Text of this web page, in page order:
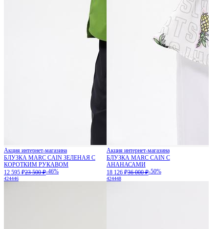
Акция интернет-магазина
БЛУЗКА MARC CAIN ЗЕЛЕНАЯ С
КОРОТКИМ РУКАВОМ
12 595 ₽23 500 ₽-46%
424446
Акция интернет-магазина
БЛУЗКА MARC CAIN С
АНАНАСАМИ
18 126 ₽36 000 ₽-50%
424448